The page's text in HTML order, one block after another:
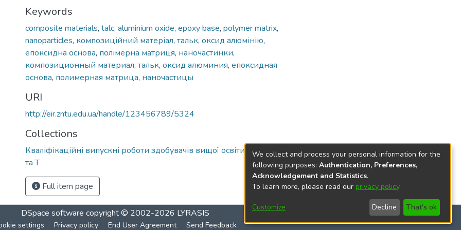
Keywords
composite materials, talc, aluminium oxide, epoxy base, polymer matrix,
nanoparticles, композиційний матеріал, тальк, оксид алюмінію,
епоксидна основа, полімерна матриця, наночастинки,
композиционный материал, тальк, оксид алюминия, епоксидная
основа, полимерная матрица, наночастицы
URI
http://eir.zntu.edu.ua/handle/123456789/5324
Collections
Кваліфікаційні випускні роботи здобувачів вищої освіти кафедри КМХ
та Т
Full item page
DSpace software copyright © 2002-2026 LYRASIS
settings Privacy policy End User Agreement Send Feedback
We collect and process your personal information for the
following purposes: Authentication, Preferences,
Acknowledgement and Statistics.
To learn more, please read our privacy policy.
Customize Decline That's ok